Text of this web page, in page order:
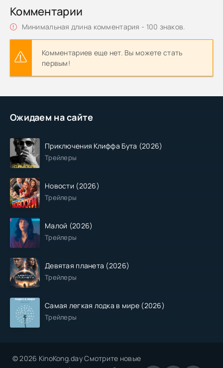
Ожидаем на сайте
Приключения Клиффа Бута (2026)
Трейлеры
Новости (2026)
Трейлеры
Малой (2026)
Трейлеры
Девятая планета (2026)
Трейлеры
Самая легкая лодка в мире (2026)
Трейлеры
Комментарии
Минимальная длина комментария - 100 знаков.
Комментариев еще нет. Вы можете стать
первым!
© 2026 KinoKong.day Смотрите новые